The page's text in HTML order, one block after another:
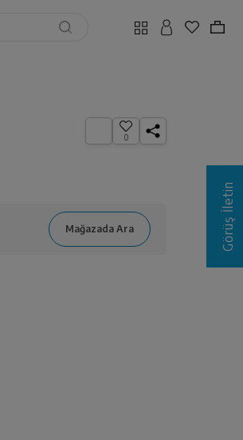
0
Görüş İletin